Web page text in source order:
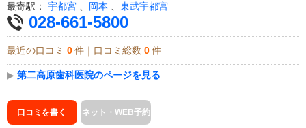
最寄駅： 宇都宮 、 岡本 、 東武宇都宮
028-661-5800
最近の口コミ 0 件｜口コミ総数 0 件
▶ 第二高原歯科医院のページを見る
口コミを書く ネット・WEB予約